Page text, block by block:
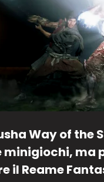
Way of the
minigiochi, ma
il Reame